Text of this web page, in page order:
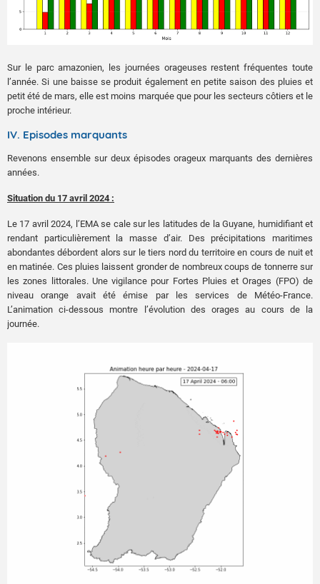
Sur le parc amazonien, les journées orageuses restent fréquentes toute
l’année. Si une baisse se produit également en petite saison des pluies et
petit été de mars, elle est moins marquée que pour les secteurs côtiers et le
proche intérieur.
IV. Episodes marquants
Revenons ensemble sur deux épisodes orageux marquants des dernières
années.
Situation du 17 avril 2024 :
Le 17 avril 2024, l’EMA se cale sur les latitudes de la Guyane, humidifiant et
rendant particulièrement la masse d’air. Des précipitations maritimes
abondantes débordent alors sur le tiers nord du territoire en cours de nuit et
en matinée. Ces pluies laissent gronder de nombreux coups de tonnerre sur
les zones littorales. Une vigilance pour Fortes Pluies et Orages (FPO) de
niveau orange avait été émise par les services de Météo-France.
L’animation ci-dessous montre l’évolution des orages au cours de la
journée.